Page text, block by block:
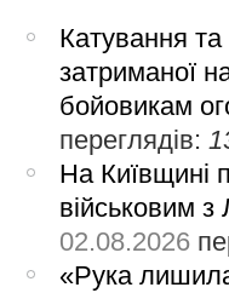
Катування
затриманої
бойовикам
переглядів:
На Київщині
військовим
02.08.2026
«Рука